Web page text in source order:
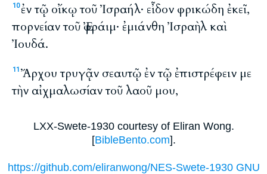
10 ἐν τῷ οἴκῳ τοῦ Ἰσραήλ· εἶδον φρικώδη ἐκεῖ,
πορνείαν τοῦ Ἐφράιμ· ἐμιάνθη Ἰσραὴλ καὶ
Ἰουδά.
11 Ἄρχου τρυγᾷν σεαυτῷ ἐν τῷ ἐπιστρέφειν με
τὴν αἰχμαλωσίαν τοῦ λαοῦ μου,
LXX-Swete-1930 courtesy of Eliran Wong.
[BibleBento.com].
https://github.com/eliranwong/NES-Swete-1930 GNU